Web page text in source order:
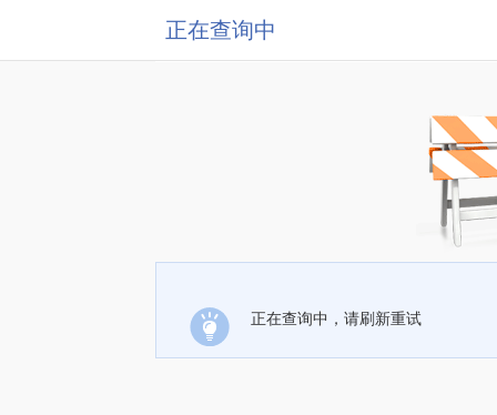
正在查询中
正在查询中，请刷新重试